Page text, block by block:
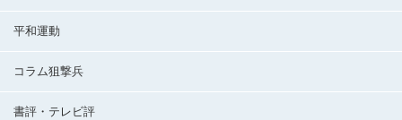
平和運動
コラム狙撃兵
書評・テレビ評